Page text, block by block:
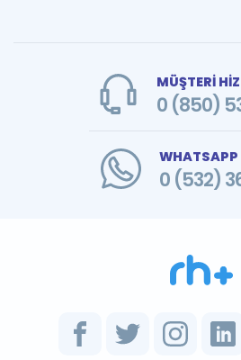
MÜŞTERİ
0 (850)
0 (532)